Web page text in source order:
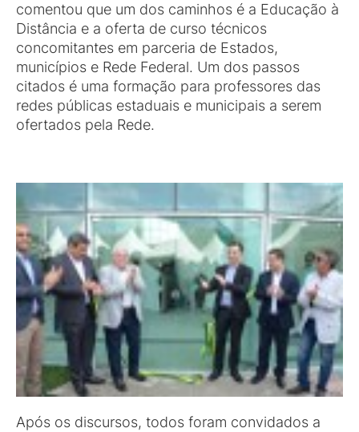
comentou que um dos caminhos é a Educação à
Distância e a oferta de curso técnicos
concomitantes em parceria de Estados,
municípios e Rede Federal. Um dos passos
citados é uma formação para professores das
redes públicas estaduais e municipais a serem
ofertados pela Rede.
Após os discursos, todos foram convidados a